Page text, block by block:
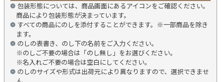
包装形態については、商品画面にあるアイコンをご確認ください。
商品により包装形態が決まっています。
すべての商品にのしを添付することができます。※一部商品を除き
ます。
のしの表書き、のし下の名前をご入力ください。
※のしご不要の場合は「のし無し」をお選びください。
※名入れご不要の場合は空白にしてください。
のしのサイズや形式は出荷元により異なりますので、選択できませ